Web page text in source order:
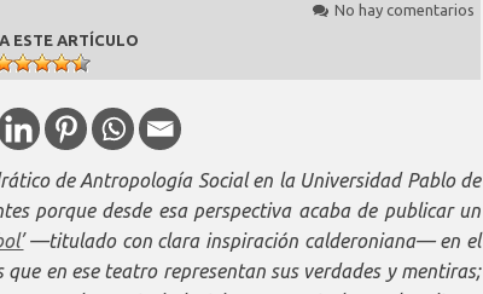
No hay comentarios
ESTE ARTÍCULO
de Antropología Social en la Universidad Pablo de
porque desde esa perspectiva acaba de publicar un
—titulado con clara inspiración calderoniana— en el
en ese teatro representan sus verdades y mentiras;